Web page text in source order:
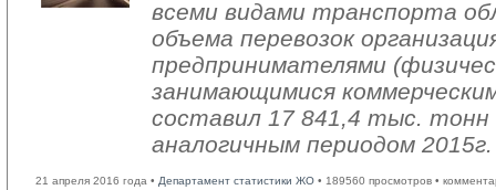
всеми видами транспорта
объема перевозок
предпринимателями
занимающимися
составил 17 841,4 тыс. тонн
аналогичным периодом
21 апреля 2016 года • Департамент статистики ЖО • 189560 просмотров •